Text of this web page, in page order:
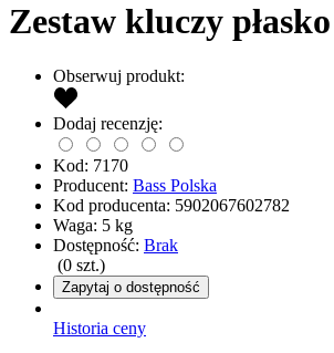
Zestaw kluczy
Obserwuj produkt:
Dodaj recenzję:
Kod: 7170
Producent: Bass Polska
Kod producenta: 5902067602782
Waga: 5 kg
Dostępność: Brak
(0 szt.)
Zapytaj o dostępność
Historia ceny